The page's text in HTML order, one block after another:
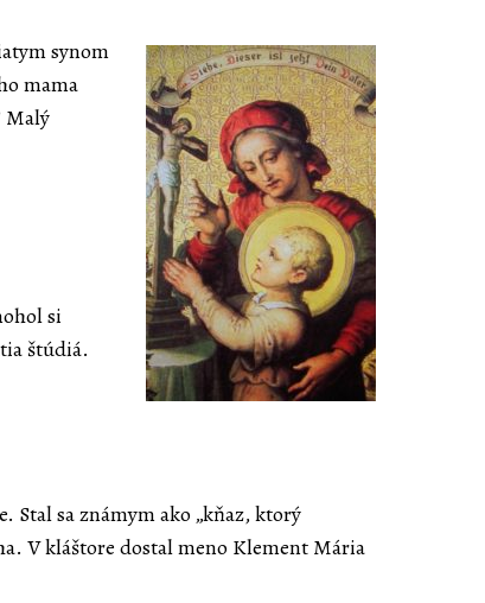
synom
mama
Malý
si
štúdiá.
sa známym ako „kňaz, ktorý
V kláštore dostal meno Klement Mária